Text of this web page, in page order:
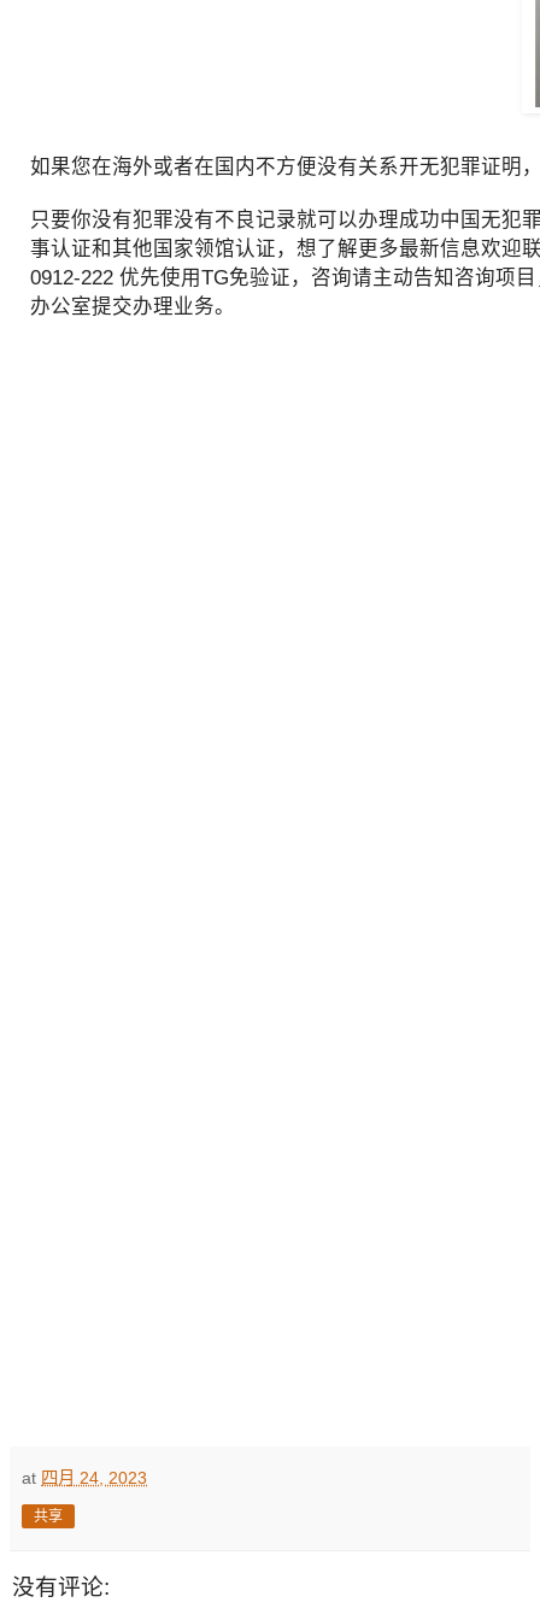
如果您在海外或者在国内不方便没有关系开无犯罪证明
只要你没有犯罪没有不良记录就可以办理成功中国无
事认证和其他国家领馆认证，想了解更多最新信息欢迎
0912-222 优先使用TG免验证，咨询请主动告知咨询项
办公室提交办理业务。
at 四月 24, 2023
共享
没有评论: